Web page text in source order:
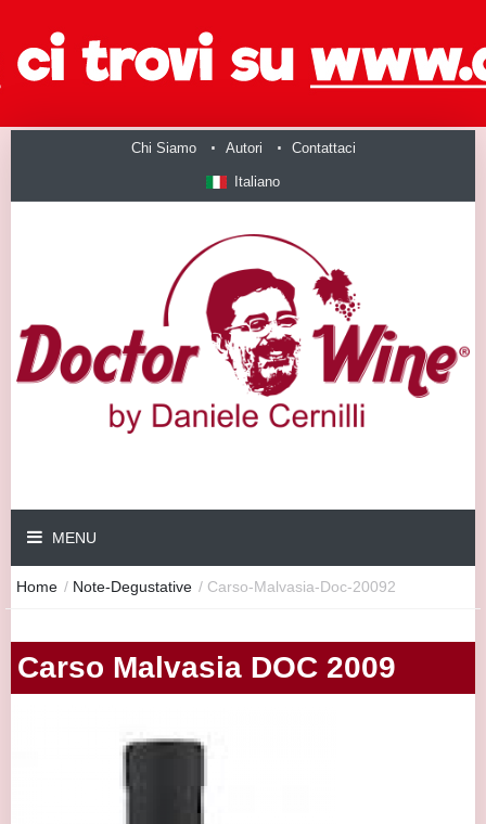
Chi Siamo Autori Contattaci
Italiano
MENU
Home / Note-Degustative / Carso-Malvasia-Doc-20092
Carso Malvasia DOC 2009